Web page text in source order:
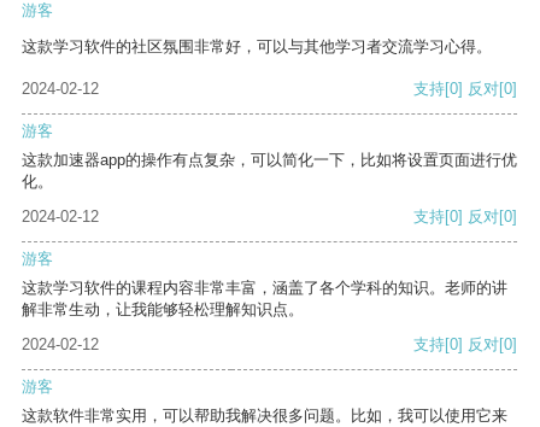
游客
这款学习软件的社区氛围非常好，可以与其他学习者交流学习心得。
2024-02-12 支持[0] 反对[0]
游客
这款加速器app的操作有点复杂，可以简化一下，比如将设置页面进行优
化。
2024-02-12
支持[0] 反对[0]
游客
这款学习软件的课程内容非常丰富，涵盖了各个学科的知识。老师的讲
解非常生动，让我能够轻松理解知识点。
2024-02-12
支持[0] 反对[0]
游客
这款软件非常实用，可以帮助我解决很多问题。比如，我可以使用它来